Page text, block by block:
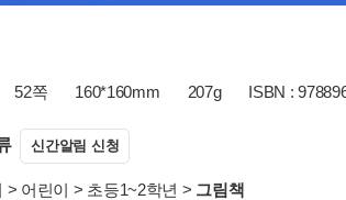
52쪽 160*160mm 207g ISBN :
신간알림 신청
> 어린이 > 초등1~2학년 > 그림책